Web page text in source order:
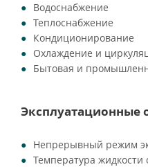
Водоснабжение
Теплоснабжение
Кондиционирование
Охлаждение и
Бытовая и
Эксплуатационные
Непрерывный режим
Температура жидкости